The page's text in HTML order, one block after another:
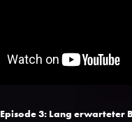
Episode 3: Lang erwarteter